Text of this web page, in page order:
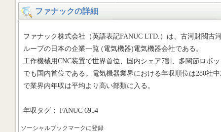
ファナックの詳細
ファナック株式会社（英語表記FANUC LTD.）は、古河財閥古
ループの日本の企業一覧 (電気機器)電気機器会社である。
工作機械用CNC装置で世界首位、国内シェア7割、多関節ロボ
でも国内首位である。電気機器業界における年収順位は280社
で業界内年収は平均より高い部類に入る。
年収タグ： FANUC 6954
ソーシャルブックマークに登録